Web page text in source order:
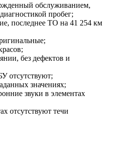
обслуживанием,
пробег;
последнее ТО на 41 254 км
без дефектов и
отсутствуют;
значениях;
звуки в элементах
отсутствуют течи